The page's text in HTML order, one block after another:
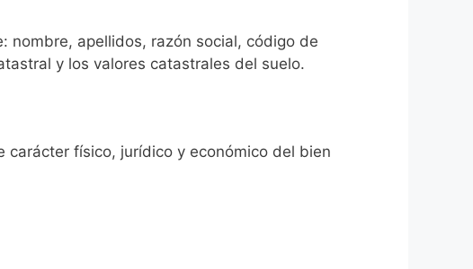
nombre, apellidos, razón social, código de
y los valores catastrales del suelo.
físico, jurídico y económico del bien